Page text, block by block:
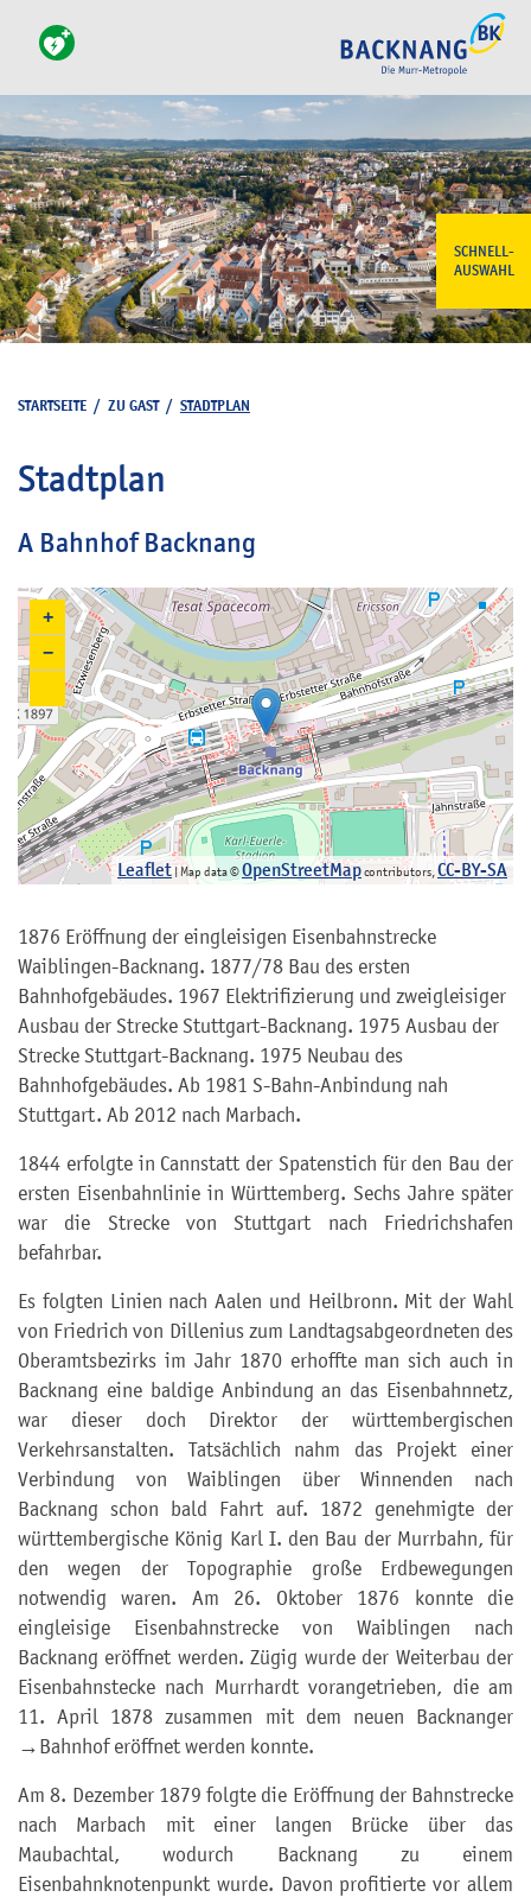
SCHNELL-
AUSWAHL
STARTSEITE / ZU GAST/ STADTPLAN
Stadtplan
A Bahnhof Backnang
+
−
Leaflet| Map data ©OpenStreetMapcontributors, CC-BY-SA
1876 Eröffnung der eingleisigen Eisenbahnstrecke
Waiblingen-Backnang. 1877/78 Bau des ersten
Bahnhofgebäudes. 1967 Elektrifizierung und zweigleisiger
Ausbau der Strecke Stuttgart-Backnang. 1975 Ausbau der
Strecke Stuttgart-Backnang. 1975 Neubau des
Bahnhofgebäudes. Ab 1981 S-Bahn-Anbindung nah
Stuttgart. Ab 2012 nach Marbach.
1844 erfolgte in Cannstatt der Spatenstich für den Bau der
ersten Eisenbahnlinie in Württemberg. Sechs Jahre später
war die Strecke von Stuttgart nach Friedrichshafen
befahrbar.
Es folgten Linien nach Aalen und Heilbronn. Mit der Wahl
von Friedrich von Dillenius zum Landtagsabgeordneten des
Oberamtsbezirks im Jahr 1870 erhoffte man sich auch in
Backnang eine baldige Anbindung an das Eisenbahnnetz,
war dieser doch Direktor der württembergischen
Verkehrsanstalten. Tatsächlich nahm das Projekt einer
Verbindung von Waiblingen über Winnenden nach
Backnang schon bald Fahrt auf. 1872 genehmigte der
württembergische König Karl I. den Bau der Murrbahn, für
den wegen der Topographie große Erdbewegungen
notwendig waren. Am 26. Oktober 1876 konnte die
eingleisige Eisenbahnstrecke von Waiblingen nach
Backnang eröffnet werden. Zügig wurde der Weiterbau der
Eisenbahnstecke nach Murrhardt vorangetrieben, die am
11. April 1878 zusammen mit dem neuen Backnanger
→Bahnhof eröffnet werden konnte.
Am 8. Dezember 1879 folgte die Eröffnung der Bahnstrecke
nach Marbach mit einer langen Brücke über das
Maubachtal, wodurch Backnang zu einem
Eisenbahnknotenpunkt wurde. Davon profitierte vor allem